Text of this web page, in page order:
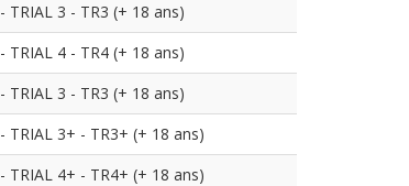
TRIAL 3 - TR3 (+ 18 ans)
TRIAL 4 - TR4 (+ 18 ans)
TRIAL 3 - TR3 (+ 18 ans)
TRIAL 3+ - TR3+ (+ 18 ans)
TRIAL 4+ - TR4+ (+ 18 ans)